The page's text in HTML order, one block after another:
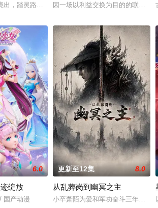
河，武者徒手撕天地。星辰镇昔日天才辰天，十岁后
出，踏灵路，伐罗天，剑斩诛邪永定乾坤，万道争锋
因一场以利益交换为目的的联姻，
应劫而至，他身化亿万血雨，洒落万古岁月，经历无
6.0
绽放
国产动漫
更新至12集 8.0
从乱葬岗到幽冥之主
小卒萧陌为爱和军功奋斗三年，却